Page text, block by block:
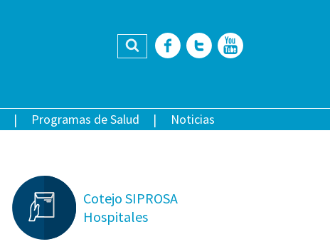
Buscar Facebook
Twitter
Programas de Salud Noticias
Cotejo SIPROSA
Hospitales